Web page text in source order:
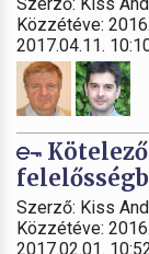
Közzétéve:
2017.04.11.
Szerző: Kiss
Közzétéve:
2017.02.01.